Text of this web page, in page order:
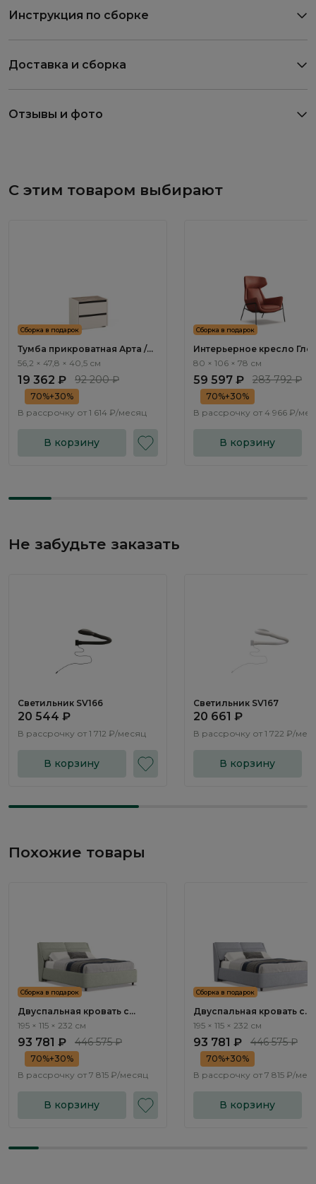
Инструкция по сборке
Доставка и сборка
Отзывы и фото
С этим товаром выбирают
Сборка в подарок
Тумба прикроватная Арта /
Arta AR1012.1
56,2 × 47,8 × 40,5 см
19 362 ₽ 92 200 ₽
70%+30%
В рассрочку от 1 614 ₽/месяц
В корзину
Сборка в подарок
Интерьерное кресло
Gleno ММ107.2
80 × 106 × 78 см
59 597 ₽ 283 792 ₽
70%+30%
В рассрочку от 4 966 ₽/
В корзину
Не забудьте заказать
Светильник SV166
20 544 ₽
В рассрочку от 1 712 ₽/месяц
В корзину
Светильник SV167
20 661 ₽
В рассрочку от 1 722 ₽/
В корзину
Похожие товары
Сборка в подарок
Двуспальная кровать с
подъемным механизмом
195 × 115 × 232 см
93 781 ₽ 446 575 ₽
70%+30%
В рассрочку от 7 815 ₽/месяц
В корзину
Сборка в подарок
Двуспальная кровать с
подъемным механизмом
195 × 115 × 232 см
93 781 ₽ 446 575 ₽
70%+30%
В рассрочку от 7 815 ₽/
В корзину